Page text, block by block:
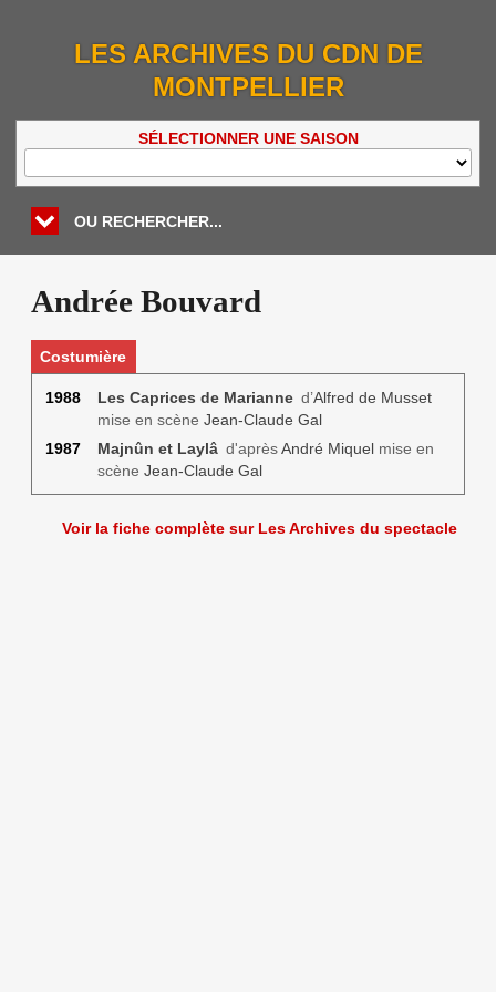
LES ARCHIVES DU CDN DE
MONTPELLIER
SÉLECTIONNER UNE SAISON
OU RECHERCHER...
Andrée Bouvard
Costumière
1988 Les Caprices de Marianned’Alfred de Musset
mise en scène Jean-Claude Gal
1987
Majnûn et Laylâd'aprèsAndré Miquelmise en
scène Jean-Claude Gal
Voir la fiche complète sur Les Archives du spectacle